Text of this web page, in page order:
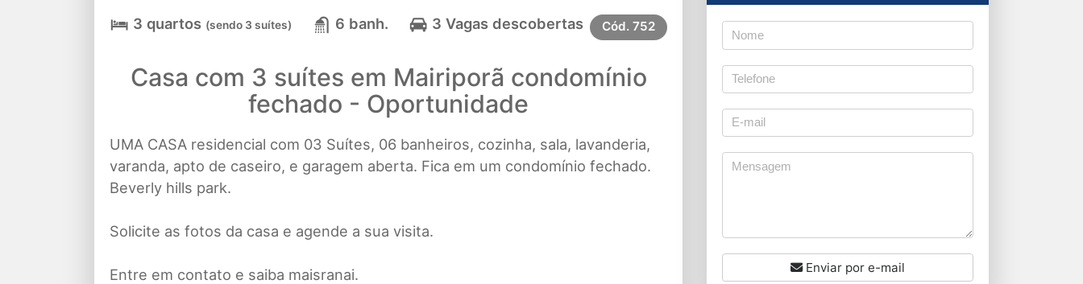
3 quartos (sendo 3 suítes) 6 banh. 3 Vagas descobertas Cód. 752
Casa com 3 suítes em Mairiporã condomínio
fechado - Oportunidade
UMA CASA residencial com 03 Suítes, 06 banheiros, cozinha, sala, lavanderia,
varanda, apto de caseiro, e garagem aberta. Fica em um condomínio fechado.
Beverly hills park.
Solicite as fotos da casa e agende a sua visita.
Entre em contato e saiba maisranai.
Enviar por e-mail